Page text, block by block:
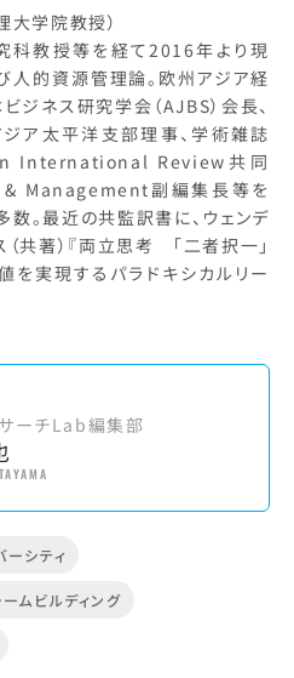
大学院教授）
科教授等を経て2016年より現
人的資源管理論。欧州アジア経
ジネス研究学会（AJBS）会長、
ジア太平洋支部理事、学術雑誌
International Review共同
Management副編集長等を
。最近の共監訳書に、ウェンデ
（共著）『両立思考 「二者択一」
を実現するパラドキシカルリー
サーチLab編集部
ーシティ
ームビルディング